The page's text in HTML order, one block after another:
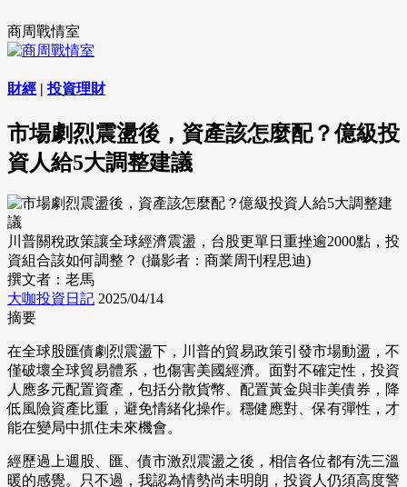
商周戰情室
財經 | 投資理財
市場劇烈震盪後，資產該怎麼配？億級投
資人給5大調整建議
川普關稅政策讓全球經濟震盪，台股更單日重挫逾2000點，投
資組合該如何調整？ (攝影者：商業周刊程思迪)
撰文者：老馬
大咖投資日記 2025/04/14
摘要
在全球股匯債劇烈震盪下，川普的貿易政策引發市場動盪，不
僅破壞全球貿易體系，也傷害美國經濟。面對不確定性，投資
人應多元配置資產，包括分散貨幣、配置黃金與非美債券，降
低風險資產比重，避免情緒化操作。穩健應對、保有彈性，才
能在變局中抓住未來機會。
經歷過上週股、匯、債市激烈震盪之後，相信各位都有洗三溫
暖的感覺。只不過，我認為情勢尚未明朗，投資人仍須高度警